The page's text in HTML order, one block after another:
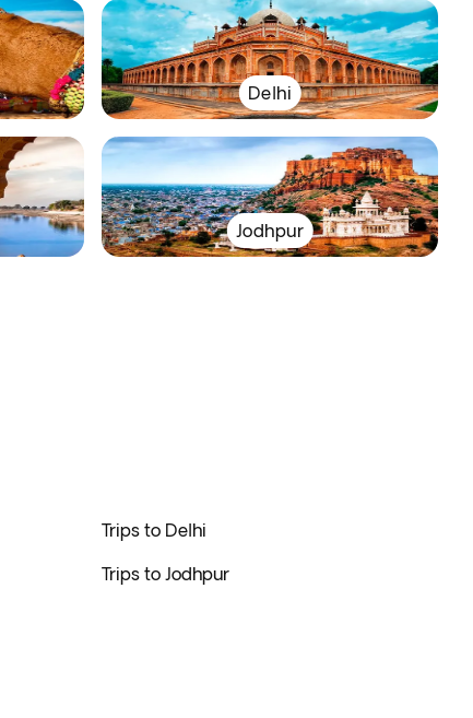
Delhi
Jodhpur
Trips to Delhi
Trips to Jodhpur